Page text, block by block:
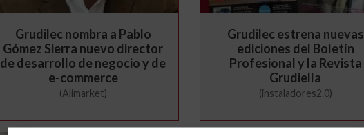
Grudilec nombra a Pablo
Gómez Sierra nuevo director
de desarrollo de negocio y de
e-commerce
(Alimarket)
Grudilec estrena nuevas
ediciones del Boletín
Profesional y la Revista
Grudiella
(instaladores2.0)